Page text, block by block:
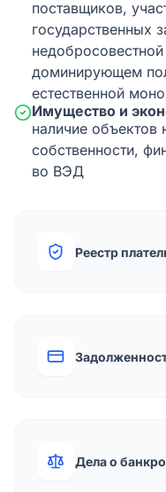
поставщиков,
государственных
доминирующем
естественной
Имущество и
наличие объектов
собственности,
во ВЭД
Реестр
Дела о